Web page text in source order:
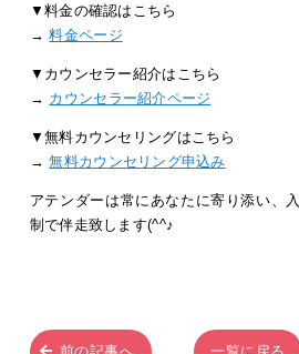
▼料金の確認はこちら
→料金ページ
▼カウンセラー紹介はこちら
→ カウンセラー紹介ページ
▼無料カウンセリングはこちら
→無料カウンセリング申込み
アテンダーは常にあなたに寄り添い、
制で伴走致します(^^♪